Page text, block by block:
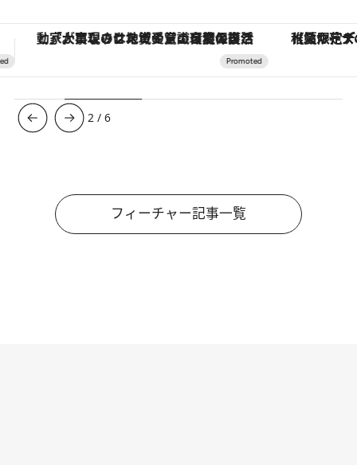
【夏限定ディナーコース】旬を迎える稚鮎や花ズッキーニなどをイタリア・トスカーナの郷土料理の手法で満喫！
3 /6
フィーチャー記事一覧